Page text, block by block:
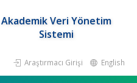
Akademik Veri Yönetim
Sistemi
Araştırmacı Girişi English